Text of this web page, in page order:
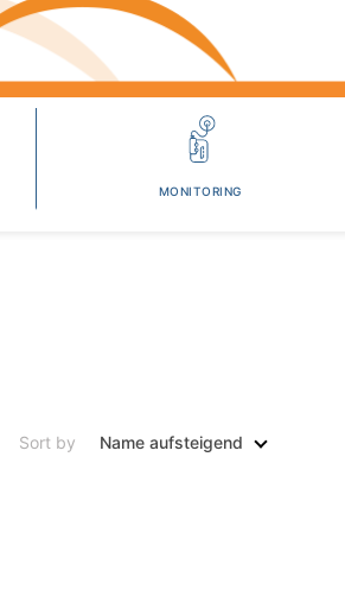
MONITORING
Sort by Name aufsteigend